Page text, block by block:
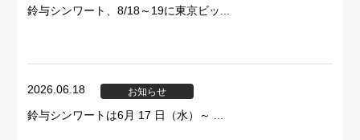
鈴与シンワート、8/18～19に東京ビッ...
2026.06.18 お知らせ
鈴与シンワートは6月 17 日（水）～ ...